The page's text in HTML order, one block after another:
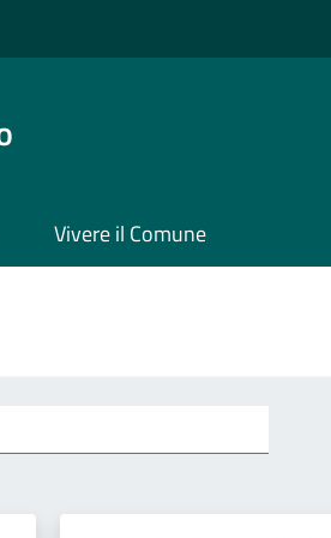
Vivere il Comune